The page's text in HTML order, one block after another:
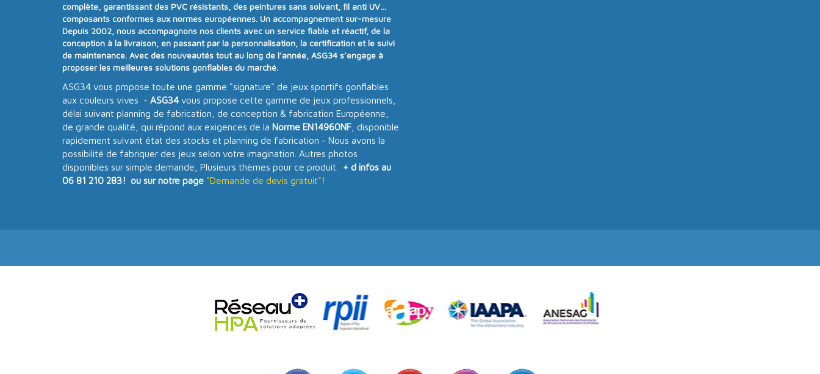
complète , garantissant des PVC résistants, des peintures sans solvant, fil anti UV…
composants conformes aux normes européennes. Un accompagnement sur-mesure
Depuis 2002 , nous accompagnons nos clients avec un service fiable et réactif, de la
conception à la livraison, en passant par la personnalisation, la certification et le suivi
de maintenance. Avec des nouveautés tout au long de l’année , ASG34 s’engage à
proposer les meilleures solutions gonflables du marché.
ASG34 vous propose toute une gamme "signature" de jeux sportifs gonflables
aux couleurs vives - ASG34 vous propose cette gamme de jeux professionnels,
délai suivant planning de fabrication, de conception & fabrication Européenne,
de grande qualité, qui répond aux exigences de la Norme EN14960NF , disponible
rapidement suivant état des stocks et planning de fabrication - Nous avons la
possibilité de fabriquer des jeux selon votre imagination. Autres photos
disponibles sur simple demande, Plusieurs thèmes pour ce produit.
+ d infos au
06 81 210 283! ou sur notre page "Demande de devis gratuit"!